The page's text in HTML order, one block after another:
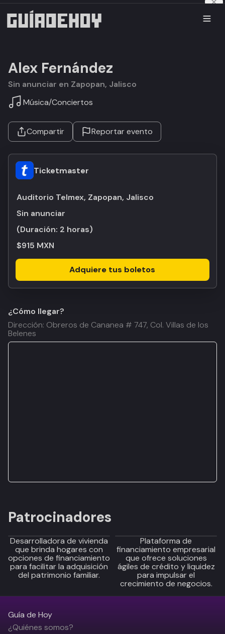
Alex Fernández
Sin anunciar en Zapopan, Jalisco
Música/Conciertos
Compartir Reportar evento
Ticketmaster
Auditorio Telmex, Zapopan, Jalisco
Sin anunciar
(Duración: 2 horas)
$915 MXN
Adquiere tus boletos
¿Cómo llegar?
Dirección: Obreros de Cananea # 747, Col. Villas de los
Belenes
Patrocinadores
Desarrolladora de vivienda
que brinda hogares con
opciones de financiamiento
para facilitar la adquisición
del patrimonio familiar.
Plataforma de
financiamiento empresarial
que ofrece soluciones
ágiles de crédito y liquidez
para impulsar el
crecimiento de negocios.
Guía de Hoy
¿Quiénes somos?